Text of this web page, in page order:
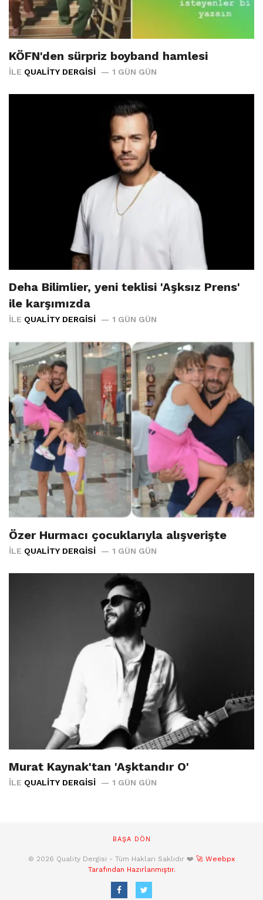
KÖFN'den sürpriz boyband hamlesi
İLE QUALITY DERGISI 1 GÜN GÜN
Deha Bilimlier, yeni teklisi 'Aşksız Prens'
ile karşımızda
İLE QUALITY DERGISI 1 GÜN GÜN
Özer Hurmacı çocuklarıyla alışverişte
İLE QUALITY DERGISI 1 GÜN GÜN
Murat Kaynak'tan 'Aşktandır O'
İLE QUALITY DERGISI 1 GÜN GÜN
BAŞA DÖN
© 2026 Quality Dergisi - Tüm Hakları Saklıdır ❤️ 🚀 Weebpx
Tarafından Hazırlanmıştır.